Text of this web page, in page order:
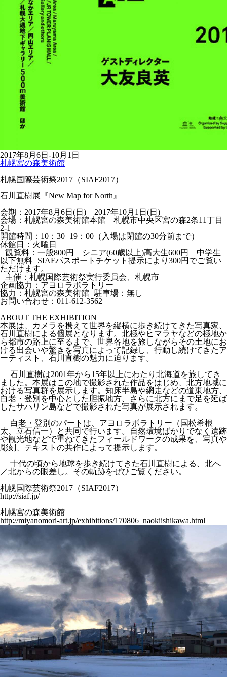
2017年8月6日-10月1日
札幌宮の森美術館
札幌国際芸術祭2017（SIAF2017）
石川直樹展『New Map for North』
会期：2017年8月6日(日)―2017年10月1日(日)
会場：札幌宮の森美術館本館 札幌市中央区宮の森2条11丁目
2-1
開館時間：10：30−19：00（入場は閉館の30分前まで）
休館日：火曜日
観覧料：一般800円 シニア(60歳以上)高大生600円 中学生
以下無料 SIAFパスポートチケット提示により300円でご覧い
ただけます。
主催：札幌国際芸術祭実行委員会、札幌市
企画協力：アヨロラボラトリー
協力：札幌宮の森美術館 駐車場：無し
お問い合わせ：011-612-3562
ABOUT THE EXHIBITION
本展は、カメラを携えて世界を縦横に歩き続けてきた写真家、
石川直樹による個展となります。北極やヒマラヤなどの極地か
ら都市の路上に至るまで、世界各地を旅しながらその土地にお
ける出会いや驚きを写真によって記録し、行動し続けてきたア
ーティスト、石川直樹の魅力に迫ります。
石川直樹は2001年から15年以上にわたり北海道を旅してき
ました。本展はこの地で撮影された作品をはじめ、北方地域に
おける写真群を展示します。知床半島や網走などの道東地方、
白老・登別を中心とした胆振地方、さらに北方にまで足を延ば
したサハリン島などで撮影された写真が展示されます。
白老・登別のパートは、アヨロラボラトリー（国松希根
太、立石信一）と共同で行います。自然環境ばかりでなく遺跡
や観光地などで重ねてきたフィールドワークの成果を、写真や
彫刻、テキストの共作によって提示します。
十代の頃から地球を歩き続けてきた石川直樹による、北へ
／北からの眼差し。その軌跡をぜひご覧ください。
札幌国際芸術祭2017（SIAF2017）
http://siaf.jp/
札幌宮の森美術館
http://miyanomori-art.jp/exhibitions/170806_naokiishikawa.html